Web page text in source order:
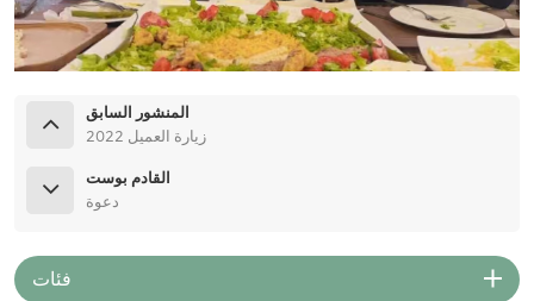
المنشور السابق
2022 زيارة العميل
القادم بوست
دعوة
فئات